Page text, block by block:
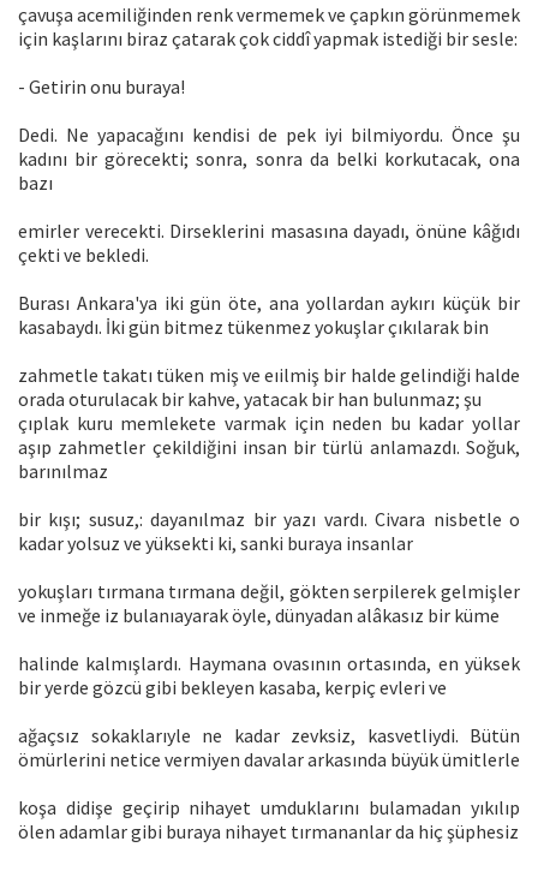
çavuşa acemiliğinden renk vermemek ve çapkın görünmemek
için kaşlarını biraz çatarak çok ciddî yapmak istediği bir sesle:
- Getirin onu buraya!
Dedi. Ne yapacağını kendisi de pek iyi bilmiyordu. Önce şu
kadını bir görecekti; sonra, sonra da belki korkutacak, ona
bazı
emirler verecekti. Dirseklerini masasına dayadı, önüne kâğıdı
çekti ve bekledi.
Burası Ankara'ya iki gün öte, ana yollardan aykırı küçük bir
kasabaydı. İki gün bitmez tükenmez yokuşlar çıkılarak bin
zahmetle takatı tüken miş ve eıilmiş bir halde gelindiği halde
orada oturulacak bir kahve, yatacak bir han bulunmaz; şu
çıplak kuru memlekete varmak için neden bu kadar yollar
aşıp zahmetler çekildiğini insan bir türlü anlamazdı. Soğuk,
barınılmaz
bir kışı; susuz,: dayanılmaz bir yazı vardı. Civara nisbetle o
kadar yolsuz ve yüksekti ki, sanki buraya insanlar
yokuşları tırmana tırmana değil, gökten serpilerek gelmişler
ve inmeğe iz bulanıayarak öyle, dünyadan alâkasız bir küme
halinde kalmışlardı. Haymana ovasının ortasında, en yüksek
bir yerde gözcü gibi bekleyen kasaba, kerpiç evleri ve
ağaçsız sokaklarıyle ne kadar zevksiz, kasvetliydi. Bütün
ömürlerini netice vermiyen davalar arkasında büyük ümitlerle
koşa didişe geçirip nihayet umduklarını bulamadan yıkılıp
ölen adamlar gibi buraya nihayet tırmananlar da hiç şüphesiz